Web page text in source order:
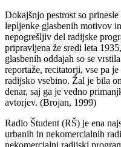
Dokajšnjo pestrost so
lepljenke glasbenih motivov
nepogrešljiv del radijske
pripravljena že sredi leta
glasbenih oddajah so se
reportaže, recitatorji, vse pa
radijsko vsebino. Žal je bila
denar, saj ga je vedno
avtorjev. (Brojan, 1999)
Radio Študent (RŠ) je ena
urbanih in nekomercialnih
nekomercialni radijski